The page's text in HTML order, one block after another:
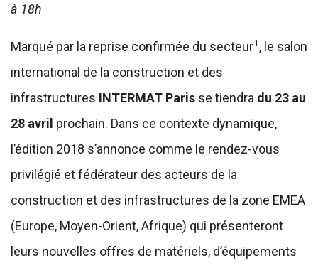
à 18h
Marqué par la reprise confirmée du secteur1 , le salon
international de la construction et des
infrastructures INTERMAT Paris se tiendra du 23 au
28 avril prochain. Dans ce contexte dynamique,
l’édition 2018 s’annonce comme le rendez-vous
privilégié et fédérateur des acteurs de la
construction et des infrastructures de la zone EMEA
(Europe, Moyen-Orient, Afrique) qui présenteront
leurs nouvelles offres de matériels, d’équipements